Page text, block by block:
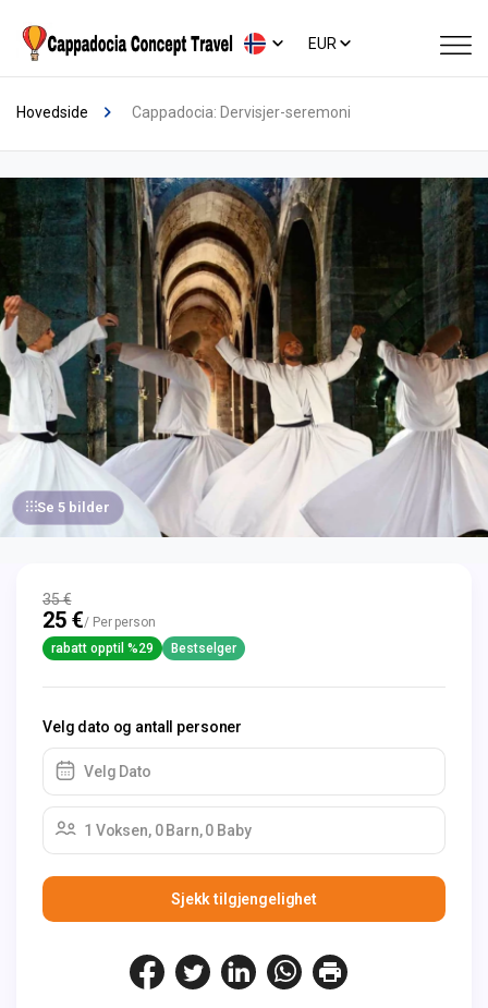
EUR
Hovedside Cappadocia: Dervisjer-seremoni
Se 5 bilder
35 €
25 €/ Per person
rabatt opptil %29
Bestselger
Velg dato og antall personer
Velg Dato
1 Voksen, 0 Barn, 0 Baby
Sjekk tilgjengelighet